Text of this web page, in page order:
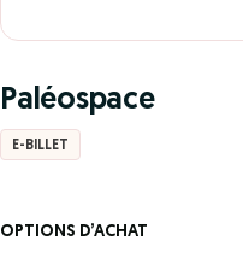
Paléospace
E-BILLET
OPTIONS D’ACHAT